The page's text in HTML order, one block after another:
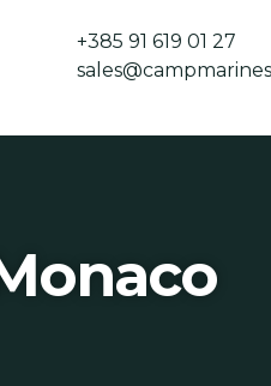
+385 91 619 01 27